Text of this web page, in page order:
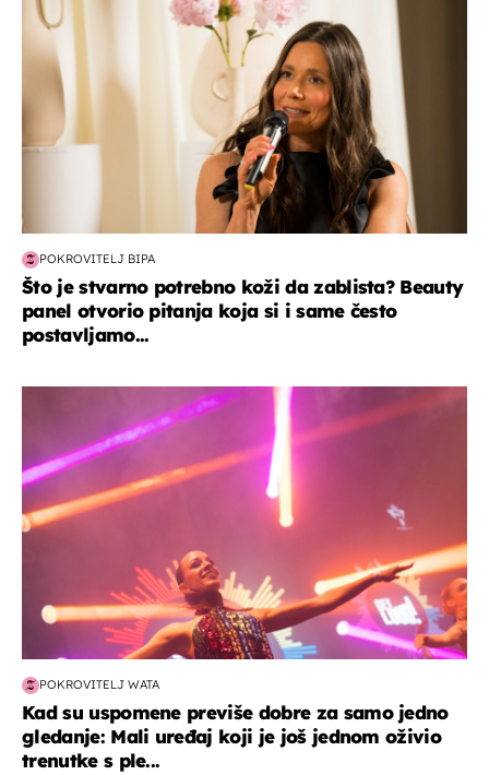
POKROVITELJ BIPA
Što je stvarno potrebno koži da zablista? Beauty
panel otvorio pitanja koja si i same često
postavljamo...
POKROVITELJ WATA
Kad su uspomene previše dobre za samo jedno
gledanje: Mali uređaj koji je još jednom oživio
trenutke s ple...